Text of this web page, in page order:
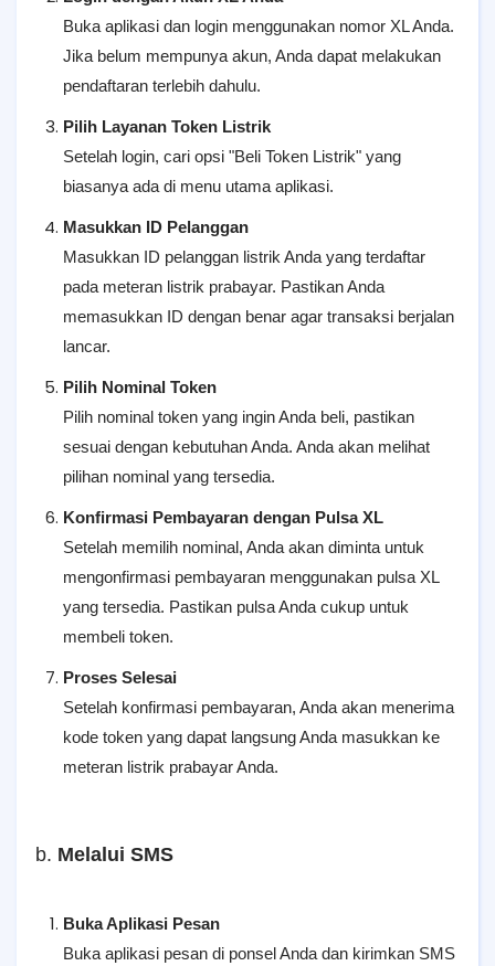
Buka aplikasi dan login menggunakan nomor XL Anda.
Jika belum mempunya akun, Anda dapat melakukan
pendaftaran terlebih dahulu.
Pilih Layanan Token Listrik
Setelah login, cari opsi "Beli Token Listrik" yang
biasanya ada di menu utama aplikasi.
Masukkan ID Pelanggan
Masukkan ID pelanggan listrik Anda yang terdaftar
pada meteran listrik prabayar. Pastikan Anda
memasukkan ID dengan benar agar transaksi berjalan
lancar.
Pilih Nominal Token
Pilih nominal token yang ingin Anda beli, pastikan
sesuai dengan kebutuhan Anda. Anda akan melihat
pilihan nominal yang tersedia.
Konfirmasi Pembayaran dengan Pulsa XL
Setelah memilih nominal, Anda akan diminta untuk
mengonfirmasi pembayaran menggunakan pulsa XL
yang tersedia. Pastikan pulsa Anda cukup untuk
membeli token.
Proses Selesai
Setelah konfirmasi pembayaran, Anda akan menerima
kode token yang dapat langsung Anda masukkan ke
meteran listrik prabayar Anda.
b. Melalui SMS
Buka Aplikasi Pesan
Buka aplikasi pesan di ponsel Anda dan kirimkan SMS